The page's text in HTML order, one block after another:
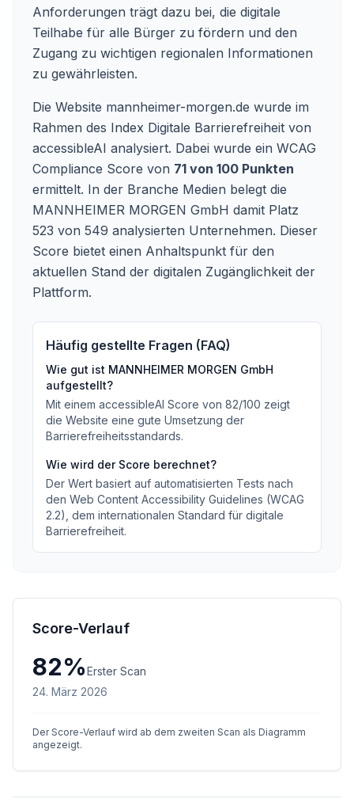
Anforderungen trägt dazu bei, die digitale
Teilhabe für alle Bürger zu fördern und den
Zugang zu wichtigen regionalen Informationen
zu gewährleisten.
Die Website mannheimer-morgen.de wurde im
Rahmen des Index Digitale Barrierefreiheit von
accessibleAI analysiert. Dabei wurde ein WCAG
Compliance Score von 71 von 100 Punkten
ermittelt. In der Branche Medien belegt die
MANNHEIMER MORGEN GmbH damit Platz
523 von 549 analysierten Unternehmen. Dieser
Score bietet einen Anhaltspunkt für den
aktuellen Stand der digitalen Zugänglichkeit der
Plattform.
Häufig gestellte Fragen (FAQ)
Wie gut ist MANNHEIMER MORGEN GmbH
aufgestellt?
Mit einem accessibleAI Score von 82/100 zeigt
die Website eine gute Umsetzung der
Barrierefreiheitsstandards.
Wie wird der Score berechnet?
Der Wert basiert auf automatisierten Tests nach
den Web Content Accessibility Guidelines (WCAG
2.2), dem internationalen Standard für digitale
Barrierefreiheit.
Score-Verlauf
82%Erster Scan
24. März 2026
Der Score-Verlauf wird ab dem zweiten Scan als Diagramm
angezeigt.